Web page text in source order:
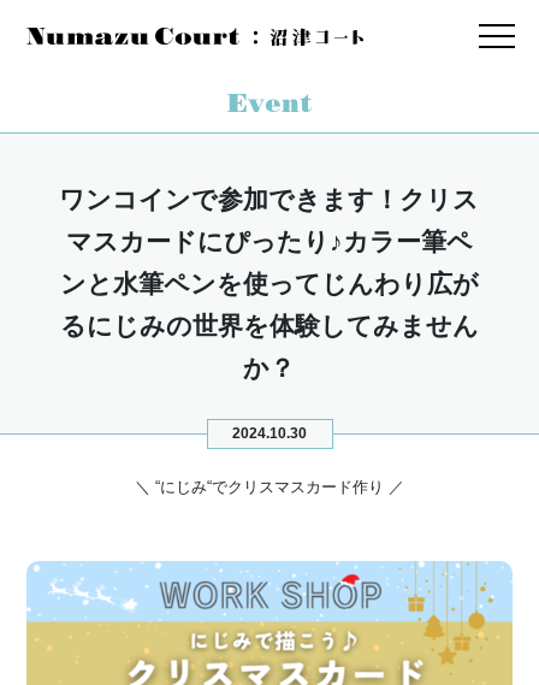
ワンコインで参加できます！クリス
マスカードにぴったり♪カラー筆ペ
ンと水筆ペンを使ってじんわり広が
るにじみの世界を体験してみません
か？
2024.10.30
＼ “にじみ“でクリスマスカード作り ／